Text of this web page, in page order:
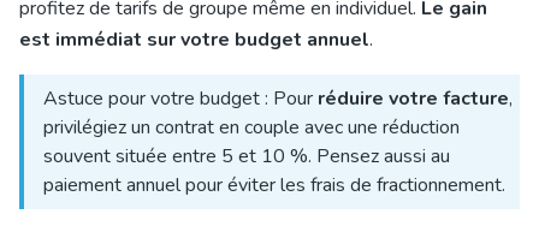
profitez de tarifs de groupe même en individuel. Le gain
est immédiat sur votre budget annuel.
Astuce pour votre budget : Pour réduire votre facture,
privilégiez un contrat en couple avec une réduction
souvent située entre 5 et 10 %. Pensez aussi au
paiement annuel pour éviter les frais de fractionnement.